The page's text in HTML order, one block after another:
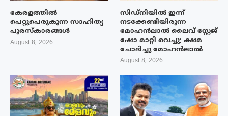
കേരളത്തിൽ
പെറ്റുപെരുകുന്ന സാഹിത്യ
പുരസ്‌കാരങ്ങൾ
August 8, 2026
സിഡ്നിയിൽ ഇന്ന്
നടക്കേണ്ടിയിരുന്ന
മോഹൻലാൽ ലൈവ് സ്റ്റേജ്
ഷോ മാറ്റി വെച്ചു; ക്ഷമ
ചോദിച്ചു മോഹൻലാൽ
August 8, 2026